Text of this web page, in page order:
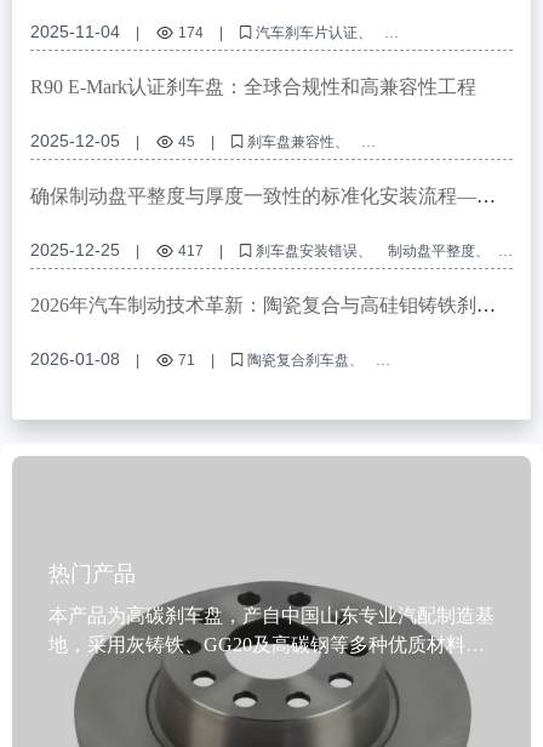
2025-11-04 | 174 |
汽车刹车片认证
VCA COP 审计要求
E-MARK认证标准
制动系统质量控制
高性能刹车片
R90 E-Mark认证刹车盘：全球合规性和高兼容性工程
2025-12-05 | 45 |
刹车盘兼容性
E-Mark认证的刹车盘
高精度定位孔
国际制动盘标准
OEM刹车盘定制
确保制动盘平整度与厚度一致性的标准化安装流程——
2025-12-25 | 417 | 刹车盘安装错误
制动盘平整度
制动盘厚度一致性
商用车辆制动系统 制动盘精密加工
2026年汽车制动技术革新：陶瓷复合与高硅钼铸铁刹车
2026-01-08 | 71 |
陶瓷复合刹车盘
热门产品
本产品为高碳刹车盘，产自中国山东专业汽配制造基
地，采用灰铸铁、GG20及高碳钢等多种优质材料，
通过IATF TS16949质量体系认证和R90 E-mark欧盟认
证，确保制动性能稳定可靠。产品经过动态平衡检测
技术处理，安装精准、运行平稳，定位孔精度高，适